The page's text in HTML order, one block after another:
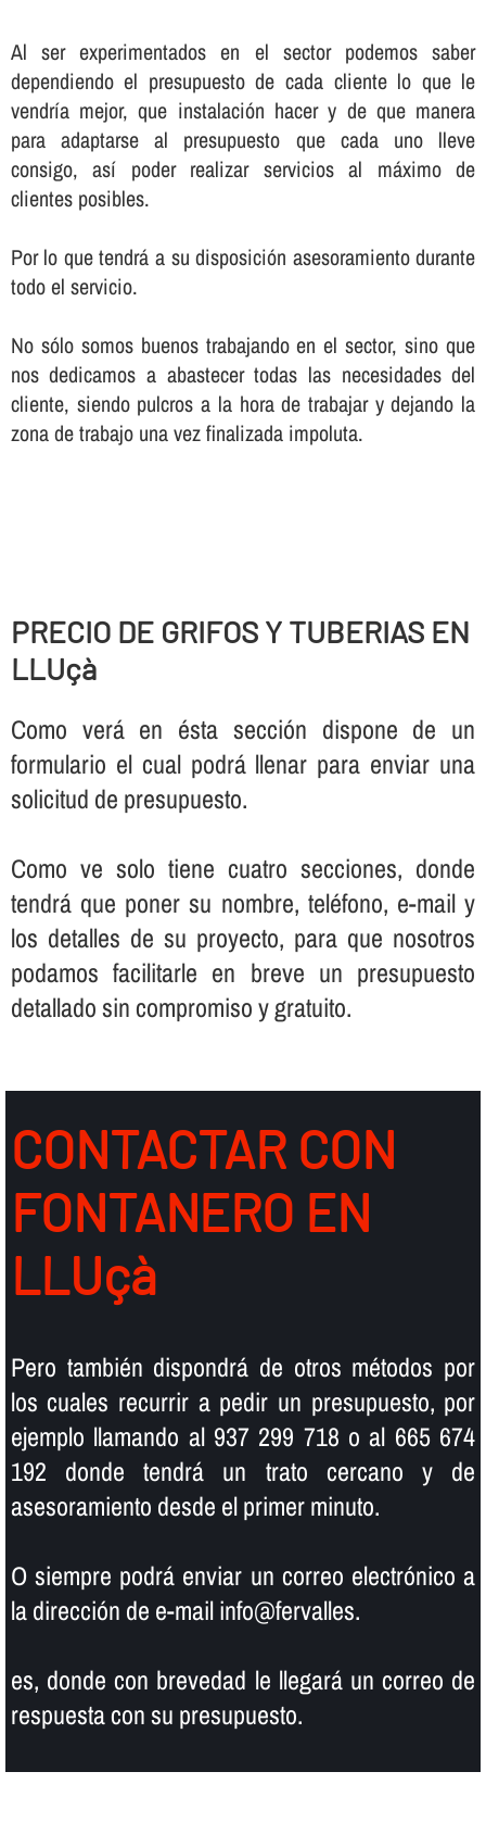
Al ser experimentados en el sector podemos saber
dependiendo el presupuesto de cada cliente lo que le
vendrí­a mejor, que instalación hacer y de que manera
para adaptarse al presupuesto que cada uno lleve
consigo, así­ poder realizar servicios al máximo de
clientes posibles.
Por lo que tendrá a su disposición asesoramiento durante
todo el servicio.
No sólo somos buenos trabajando en el sector, sino que
nos dedicamos a abastecer todas las necesidades del
cliente, siendo pulcros a la hora de trabajar y dejando la
zona de trabajo una vez finalizada impoluta.
PRECIO DE GRIFOS Y TUBERIAS EN
LLUçà
Como verá en ésta sección dispone de un
formulario el cual podrá llenar para enviar una
solicitud de presupuesto.
Como ve solo tiene cuatro secciones, donde
tendrá que poner su nombre, teléfono, e-mail y
los detalles de su proyecto, para que nosotros
podamos facilitarle en breve un presupuesto
detallado sin compromiso y gratuito.
CONTACTAR CON
FONTANERO EN
LLUçà
Pero también dispondrá de otros métodos por
los cuales recurrir a pedir un presupuesto, por
ejemplo llamando al 937 299 718 o al 665 674
192 donde tendrá un trato cercano y de
asesoramiento desde el primer minuto.
O siempre podrá enviar un correo electrónico a
la dirección de e-mail info@fervalles.
es, donde con brevedad le llegará un correo de
respuesta con su presupuesto.